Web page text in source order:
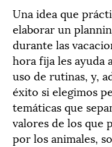
Una idea que
elaborar un
durante las
hora fija les ayuda
uso de rutinas, y,
éxito si elegimos
temáticas que
valores de los que
por los animales,